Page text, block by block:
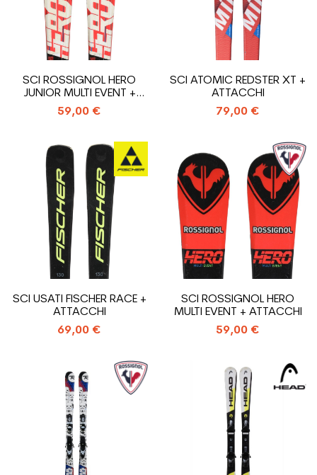
SCI ROSSIGNOL HERO
JUNIOR MULTI EVENT +
ATTACCHI
59,00 €
SCI ATOMIC REDSTER XT +
ATTACCHI
79,00 €
SCI USATI FISCHER RACE +
ATTACCHI
69,00 €
SCI ROSSIGNOL HERO
MULTI EVENT + ATTACCHI
59,00 €